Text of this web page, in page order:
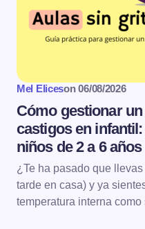
Mel Eliceson 06/08/2026
Cómo gestionar
castigos en
niños de 2 a 6 años
¿Te ha pasado que
tarde en casa) y ya
temperatura interna